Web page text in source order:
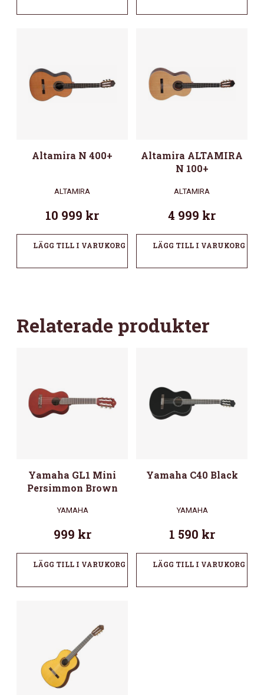
Altamira N 400+
ALTAMIRA
10 999 kr
LÄGG TILL I VARUKORG
Altamira ALTAMIRA
N 100+
ALTAMIRA
4 999 kr
LÄGG TILL I VARUKORG
Relaterade produkter
Yamaha GL1 Mini
Persimmon Brown
YAMAHA
999 kr
LÄGG TILL I VARUKORG
Yamaha C40 Black
YAMAHA
1 590 kr
LÄGG TILL I VARUKORG